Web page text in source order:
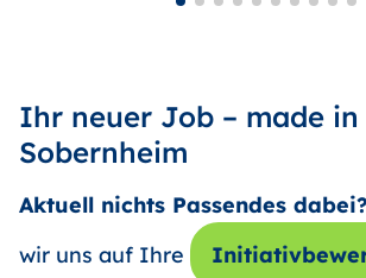
Ihr neuer Job – made in
Sobernheim
Aktuell nichts Passendes dabei?
wir uns auf Ihre